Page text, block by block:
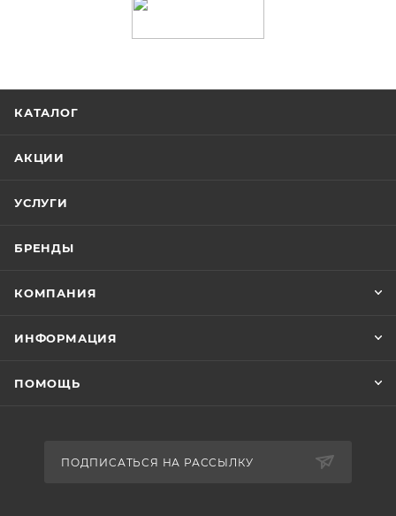
КАТАЛОГ
АКЦИИ
УСЛУГИ
БРЕНДЫ
КОМПАНИЯ
ИНФОРМАЦИЯ
ПОМОЩЬ
ПОДПИСАТЬСЯ НА РАССЫЛКУ